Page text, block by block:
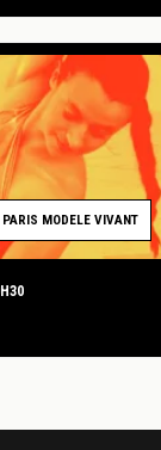
PARIS MODELE VIVANT